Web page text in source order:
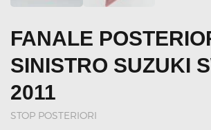
FANALE
SINISTRO SUZUKI
2011
STOP POSTERIORI